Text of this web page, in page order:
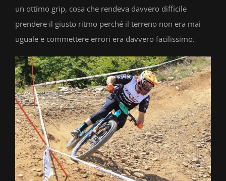
un ottimo grip, cosa che rendeva davvero difficile
prendere il giusto ritmo perché il terreno non era mai
uguale e commettere errori era davvero facilissimo.